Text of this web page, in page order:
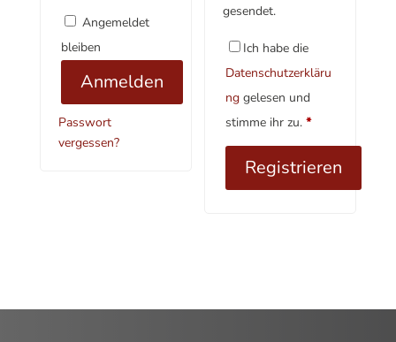
A
t
r
n
a
Angemeldet
bleiben
Anmelden
Passwort
vergessen?
gesendet.
Ich habe die
Datenschutzerkläru
ng gelesen und
stimme ihr zu. *
Registrieren
n